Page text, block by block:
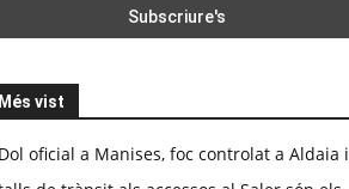
vist
oficial a Manises, foc controlat a Aldaia i